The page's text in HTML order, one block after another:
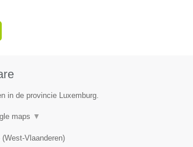
in de provincie Luxemburg.
maps ▼
(West-Vlaanderen)